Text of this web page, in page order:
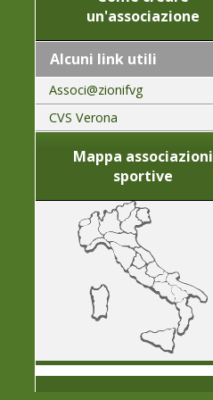
un'associazione
Alcuni link utili
Associ@zionifvg
CVS Verona
Mappa associazioni
sportive